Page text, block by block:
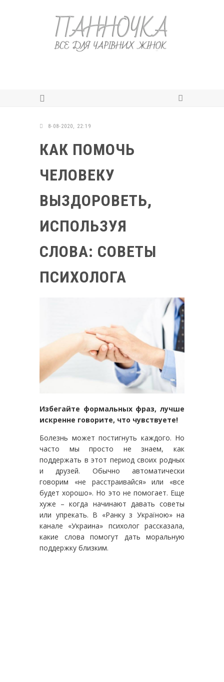
8-08-2020, 22:19
КАК ПОМОЧЬ
ЧЕЛОВЕКУ
ВЫЗДОРОВЕТЬ,
ИСПОЛЬЗУЯ
СЛОВА: СОВЕТЫ
ПСИХОЛОГА
Избегайте формальных фраз, лучше
искренне говорите, что чувствуете!
Болезнь может постигнуть каждого. Но
часто мы просто не знаем, как
поддержать в этот период своих родных
и друзей. Обычно автоматически
говорим «не расстраивайся» или «все
будет хорошо». Но это не помогает. Еще
хуже – когда начинают давать советы
или упрекать. В «Ранку з Україною» на
канале «Украина» психолог рассказала,
какие слова помогут дать моральную
поддержку близким.